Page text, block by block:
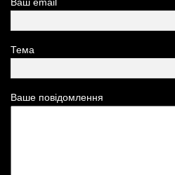
Тема
Ваше повідомлення